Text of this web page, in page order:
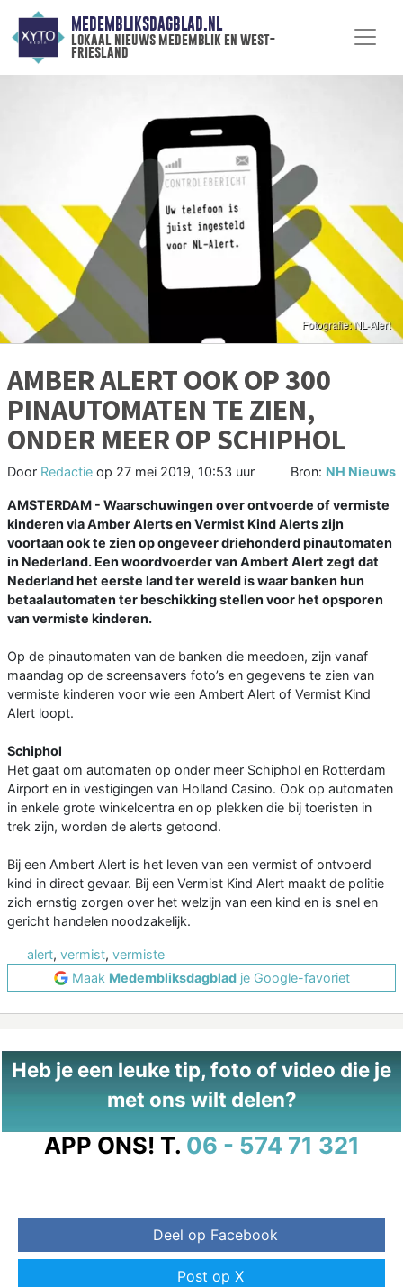
MEDEMBLIKSDAGBLAD.NL
lokaal nieuws medemblik en west-
friesland
AMBER ALERT OOK OP 300
PINAUTOMATEN TE ZIEN,
ONDER MEER OP SCHIPHOL
Door Redactie op 27 mei 2019, 10:53 uur Bron: NH Nieuws
AMSTERDAM - Waarschuwingen over ontvoerde of vermiste
kinderen via Amber Alerts en Vermist Kind Alerts zijn
voortaan ook te zien op ongeveer driehonderd pinautomaten
in Nederland. Een woordvoerder van Ambert Alert zegt dat
Nederland het eerste land ter wereld is waar banken hun
betaalautomaten ter beschikking stellen voor het opsporen
van vermiste kinderen.
Op de pinautomaten van de banken die meedoen, zijn vanaf
maandag op de screensavers foto’s en gegevens te zien van
vermiste kinderen voor wie een Ambert Alert of Vermist Kind
Alert loopt.
Schiphol
Het gaat om automaten op onder meer Schiphol en Rotterdam
Airport en in vestigingen van Holland Casino. Ook op automaten
in enkele grote winkelcentra en op plekken die bij toeristen in
trek zijn, worden de alerts getoond.
Bij een Ambert Alert is het leven van een vermist of ontvoerd
kind in direct gevaar. Bij een Vermist Kind Alert maakt de politie
zich ernstig zorgen over het welzijn van een kind en is snel en
gericht handelen noodzakelijk.
alert, vermist, vermiste
Maak Medembliksdagbladje Google-favoriet
Heb je een leuke tip, foto of video die je
met ons wilt delen?
APP ONS! T. 06 - 574 71 321
Deel op Facebook
Post op X